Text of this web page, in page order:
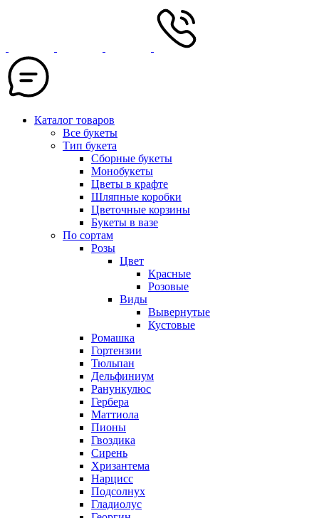
Каталог товаров
Все букеты
Тип букета
Сборные букеты
Монобукеты
Цветы в крафте
Шляпные коробки
Цветочные корзины
Букеты в вазе
По сортам
Розы
Цвет
Красные
Розовые
Виды
Вывернутые
Кустовые
Ромашка
Гортензии
Тюльпан
Дельфиниум
Ранункулюс
Гербера
Маттиола
Пионы
Гвоздика
Сирень
Хризантема
Нарцисс
Подсолнух
Гладиолус